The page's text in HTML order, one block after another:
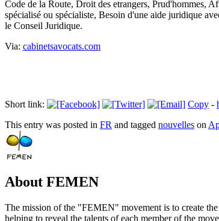
Code de la Route, Droit des etrangers, Prud'hommes,
spécialisé ou spécialiste, Besoin d'une aide juridique
le Conseil Juridique.
Via: cabinetsavocats.com
Short link: Copy -
This entry was posted in FR and tagged nouvelles on
About FEMEN
The mission of the "FEMEN" movement is to create
helping to reveal the talents of each member of the